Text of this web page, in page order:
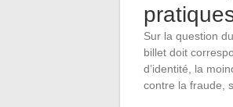
Sur la question
billet doit
d’identité, la
contre la fraude,